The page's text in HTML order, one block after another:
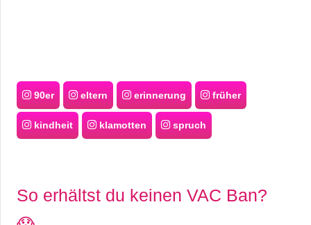
90er eltern erinnerung früher
kindheit klamotten spruch
So erhältst du keinen VAC Ban?